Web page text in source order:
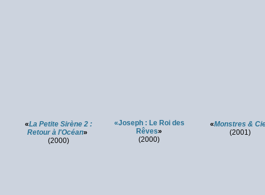
«La Petite Sirène 2 :
Retour à l'Océan»
(2000)
«Joseph : Le Roi des
Rêves»
(2000)
«Monstres &
(2001)